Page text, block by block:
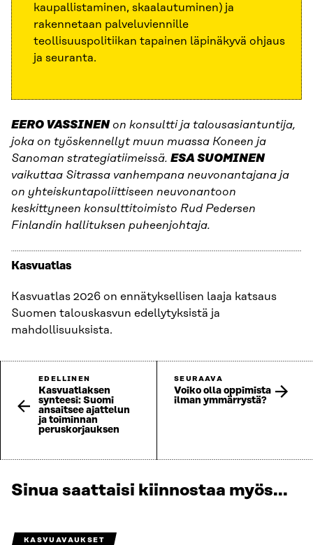
kaupallistaminen, skaalautuminen) ja
rakennetaan palveluviennille
teollisuuspolitiikan tapainen läpinäkyvä ohjaus
ja seuranta.
EERO VASSINENon konsultti ja talousasiantuntija,
joka on työskennellyt muun muassa Koneen ja
Sanoman strategiatiimeissä. ESA SUOMINEN
vaikuttaa Sitrassa vanhempana neuvonantajana ja
on yhteiskuntapoliittiseen neuvonantoon
keskittyneen konsulttitoimisto Rud Pedersen
Finlandin hallituksen puheenjohtaja.
Kasvuatlas
Kasvuatlas 2026 on ennätyksellisen laaja katsaus
Suomen talouskasvun edellytyksistä ja
mahdollisuuksista.
EDELLINEN
Kasvuatlaksen
synteesi: Suomi
ansaitsee ajattelun
ja toiminnan
peruskorjauksen
SEURAAVA
Voiko olla oppimista
ilman ymmärrystä?
Sinua saattaisi kiinnostaa myös...
KASVUAVAUKSET